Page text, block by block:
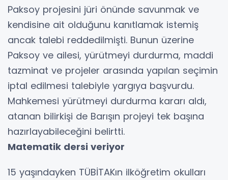
Paksoy projesini jüri önünde savunmak ve
kendisine ait olduğunu kanıtlamak istemiş
ancak talebi reddedilmişti. Bunun üzerine
Paksoy ve ailesi, yürütmeyi durdurma, maddi
tazminat ve projeler arasında yapılan seçimin
iptal edilmesi talebiyle yargıya başvurdu.
Mahkemesi yürütmeyi durdurma kararı aldı,
atanan bilirkişi de Barışın projeyi tek başına
hazırlayabileceğini belirtti.
Matematik dersi veriyor
15 yaşındayken TÜBİTAKın ilköğretim okulları